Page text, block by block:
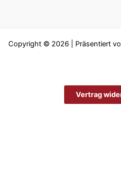
Copyright © 2026 | Präsentiert
Vertrag